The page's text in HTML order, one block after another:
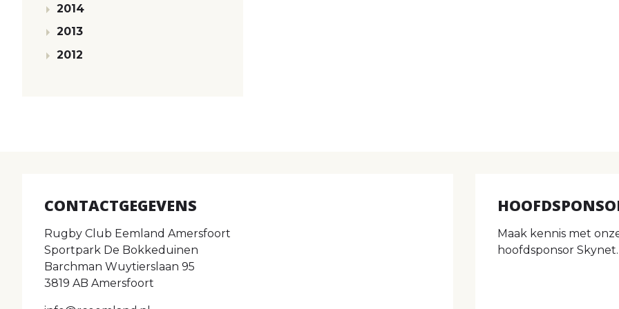
2014
2013
2012
CONTACTGEGEVENS
Rugby Club Eemland Amersfoort
Sportpark De Bokkeduinen
Barchman Wuytierslaan 95
3819 AB Amersfoort
Maak kennis met
hoofdsponsor Skynet.